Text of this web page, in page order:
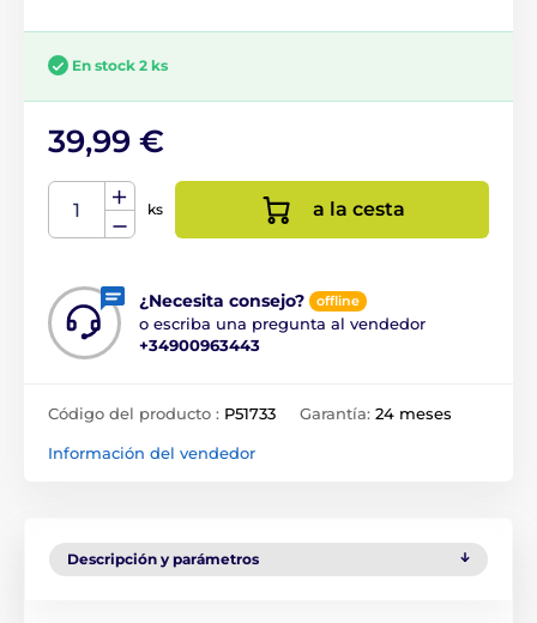
En stock 2 ks
39,99 €
ks a la cesta
¿Necesita consejo? offline
o escriba una pregunta al vendedor
+34900963443
Código del producto : P51733 Garantía: 24 meses
Información del vendedor
Descripción y parámetros